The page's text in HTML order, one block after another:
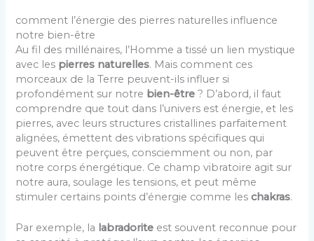
comment l’énergie des pierres naturelles influence
notre bien-être
Au fil des millénaires, l’Homme a tissé un lien mystique
avec les pierres naturelles. Mais comment ces
morceaux de la Terre peuvent-ils influer si
profondément sur notre bien-être ? D’abord, il faut
comprendre que tout dans l’univers est énergie, et les
pierres, avec leurs structures cristallines parfaitement
alignées, émettent des vibrations spécifiques qui
peuvent être perçues, consciemment ou non, par
notre corps énergétique. Ce champ vibratoire agit sur
notre aura, soulage les tensions, et peut même
stimuler certains points d’énergie comme leschakras.
Par exemple, la labradorite est souvent reconnue pour